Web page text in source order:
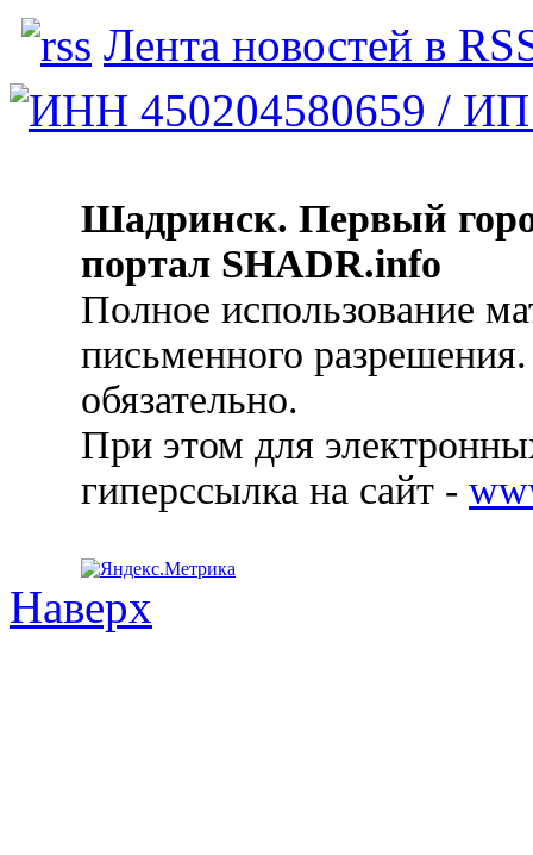
Лента новостей в
Шадринск. Первый
портал SHADR.info
Полное использование
письменного
обязательно.
При этом для
гиперссылка на сайт -
Наверх